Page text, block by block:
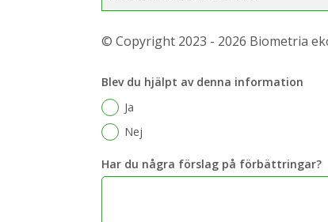
© Copyright 2023 - 2026 Biometria
Blev du hjälpt av denna information
Ja
Nej
Har du några förslag på förbättringar?